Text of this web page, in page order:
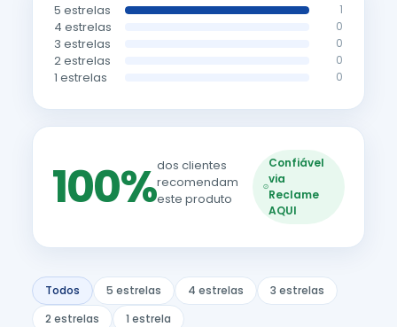
5 estrelas 1
4 estrelas 0
3 estrelas 0
2 estrelas 0
1 estrelas 0
100%dos clientes
recomendam
este produto
Confiável
via
Reclame
AQUI
Todos 5 estrelas 4 estrelas
3 estrelas
2 estrelas
1 estrela